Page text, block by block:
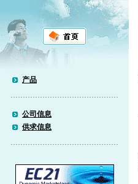
产品
公司信息
供求信息